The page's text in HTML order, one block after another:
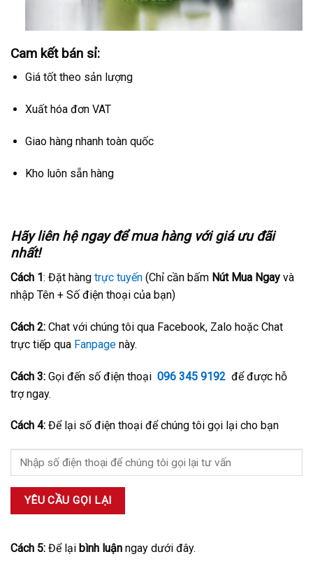
Cam kết bán sỉ:
Giá tốt theo sản lượng
Xuất hóa đơn VAT
Giao hàng nhanh toàn quốc
Kho luôn sẵn hàng
Hãy liên hệ ngay để mua hàng với giá ưu đãi
nhất!
Cách 1: Đặt hàng trực tuyến (Chỉ cần bấm Nút Mua Ngay và
nhập Tên + Số điện thoại của bạn)
Cách 2: Chat với chúng tôi qua Facebook, Zalo hoặc Chat
trực tiếp qua Fanpage này.
Cách 3: Gọi đến số điện thoại 096 345 9192 để được hỗ
trợ ngay.
Cách 4: Để lại số điện thoại để chúng tôi gọi lại cho bạn
Cách 5: Để lại bình luận ngay dưới đây.